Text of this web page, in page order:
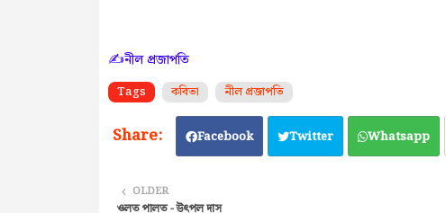
✍️নীল প্ৰজাপতি
Tags কবিতা নীল প্ৰজাপতি
Facebook Twitter Whatsapp
OLDER
ওলত পালত - উৎপল দাস